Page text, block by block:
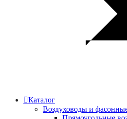
Каталог
Воздуховоды и